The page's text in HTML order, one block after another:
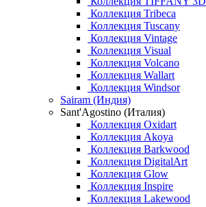
Коллекция Tribeca
Коллекция Tuscany
Коллекция Vintage
Коллекция Visual
Коллекция Volcano
Коллекция Wallart
Коллекция Windsor
Sairam (Индия)
Sant'Agostino (Италия)
Коллекция Oxidart
Коллекция Akoya
Коллекция Barkwood
Коллекция DigitalArt
Коллекция Glow
Коллекция Inspire
Коллекция Lakewood